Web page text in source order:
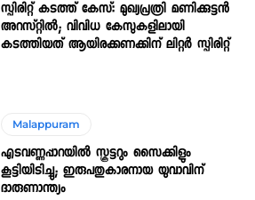
സ്പിരിറ്റ് കടത്ത് കേസ്: മുഖ്യപ്രത്രി മണിക്കുട്ടൻ
അറസ്റ്റിൽ; വിവിധ കേസുകളിലായി
കടത്തിയത് ആയിരക്കണക്കിന് ലിറ്റർ സ്പിരിറ്റ്
Malappuram
എടവണ്ണപ്പാറയിൽ സ്കൂട്ടറും സൈക്കിളും
കൂട്ടിയിടിച്ചു; ഇരുപതുകാരനായ യുവാവിന്
ദാരുണാന്ത്യം